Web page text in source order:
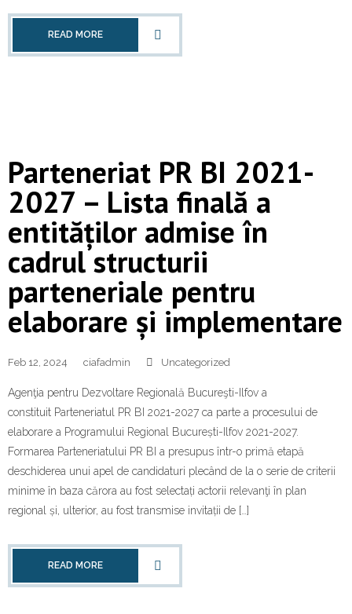
READ MORE
Parteneriat PR BI 2021-
2027 – Lista finală a
entităților admise în
cadrul structurii
parteneriale pentru
elaborare și implementare
Feb 12, 2024 ciafadmin Uncategorized
Agenţia pentru Dezvoltare Regională Bucureşti-Ilfov a
constituit Parteneriatul PR BI 2021-2027 ca parte a procesului de
elaborare a Programului Regional București-Ilfov 2021-2027.
Formarea Parteneriatului PR BI a presupus într-o primă etapă
deschiderea unui apel de candidaturi plecând de la o serie de criterii
minime în baza cărora au fost selectați actorii relevanţi în plan
regional și, ulterior, au fost transmise invitații de […]
READ MORE